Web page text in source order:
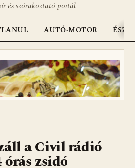
és szórakoztató portál
AUTÓ-MOTOR
a Civil rádió
zsidó